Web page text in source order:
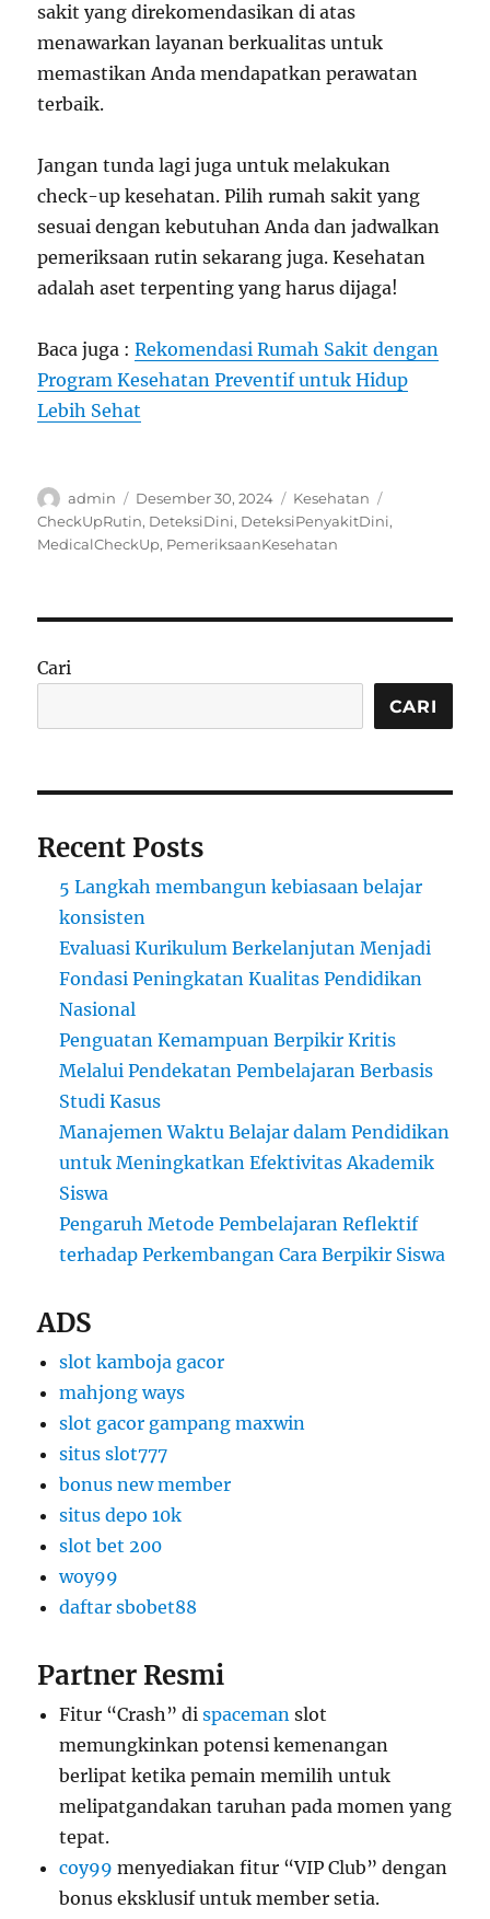
sakit yang direkomendasikan di atas
menawarkan layanan berkualitas untuk
memastikan Anda mendapatkan perawatan
terbaik.
Jangan tunda lagi juga untuk melakukan
check-up kesehatan. Pilih rumah sakit yang
sesuai dengan kebutuhan Anda dan jadwalkan
pemeriksaan rutin sekarang juga. Kesehatan
adalah aset terpenting yang harus dijaga!
Baca juga :Rekomendasi Rumah Sakit dengan
Program Kesehatan Preventif untuk Hidup
Lebih Sehat
Author
admin
Posted
on
Desember 30, 2024 Categories
Kesehatan
CheckUpRutin, DeteksiDini, DeteksiPenyakitDini,
MedicalCheckUp, PemeriksaanKesehatan
Cari
CARI
Recent Posts
5 Langkah membangun kebiasaan belajar
konsisten
Evaluasi Kurikulum Berkelanjutan Menjadi
Fondasi Peningkatan Kualitas Pendidikan
Nasional
Penguatan Kemampuan Berpikir Kritis
Melalui Pendekatan Pembelajaran Berbasis
Studi Kasus
Manajemen Waktu Belajar dalam Pendidikan
untuk Meningkatkan Efektivitas Akademik
Siswa
Pengaruh Metode Pembelajaran Reflektif
terhadap Perkembangan Cara Berpikir Siswa
ADS
slot kamboja gacor
mahjong ways
slot gacor gampang maxwin
situs slot777
bonus new member
situs depo 10k
slot bet 200
woy99
daftar sbobet88
Partner Resmi
Fitur “Crash” dispaceman slot
memungkinkan potensi kemenangan
berlipat ketika pemain memilih untuk
melipatgandakan taruhan pada momen yang
tepat.
coy99 menyediakan fitur “VIP Club” dengan
bonus eksklusif untuk member setia.